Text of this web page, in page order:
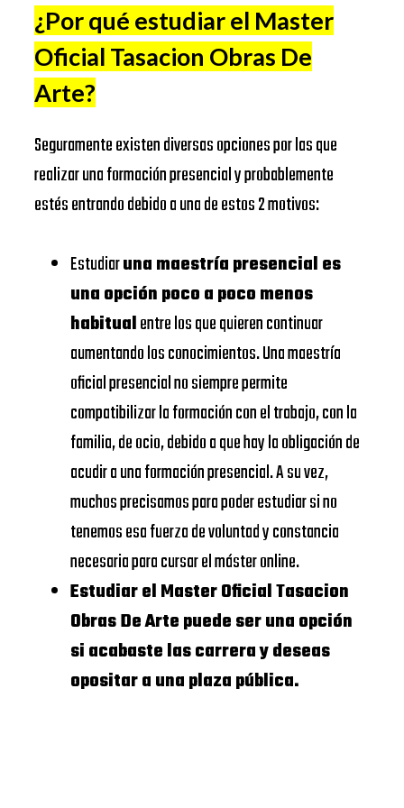
Universitat
de Barcelona
https://www.ub.edu/
Business
School
https://www.eae.es/
Rey Juan
Carlos
https://www.urjc.es/
VIU
Universidad
Internacional
de Valencia
https://
UDIMA https://www.udima.es/
Dónde Master
Oficial
Tasacion Obras
De Arte:
Escuela de
negocios
IESE
EADA
BUSINESS
UNIVERSIDAD
DE
NAVARRA –
SCHOOL
OF
ECONOMICS
AND
BUSINESS
UNIVERSIDAD
CALORS III
UNIVERSIDAD
COMPLUTENSE
DE
¿Por qué estudiar el Master
Oficial Tasacion Obras De
Arte?
Seguramente existen diversas opciones por las que
realizar una formación presencial y probablemente
estés entrando debido a una de estos 2 motivos:
Estudiaruna maestría presencial es
una opción poco a poco menos
habitualentre los que quieren continuar
aumentando los conocimientos. Una maestría
oficial presencial no siempre permite
compatibilizar la formación con el trabajo, con la
familia, de ocio, debido a que hay la obligación de
acudir a una formación presencial. A su vez,
muchos precisamos para poder estudiar si no
tenemos esa fuerza de voluntad y constancia
necesaria para cursar el máster online.
Estudiar el Master Oficial Tasacion
Obras De Arte puede ser una opción
si acabaste las carrera y deseas
opositar a una plaza pública.